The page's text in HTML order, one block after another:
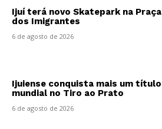
Ijuí terá novo Skatepark na Praça
dos Imigrantes
6 de agosto de 2026
Ijuiense conquista mais um título
mundial no Tiro ao Prato
6 de agosto de 2026